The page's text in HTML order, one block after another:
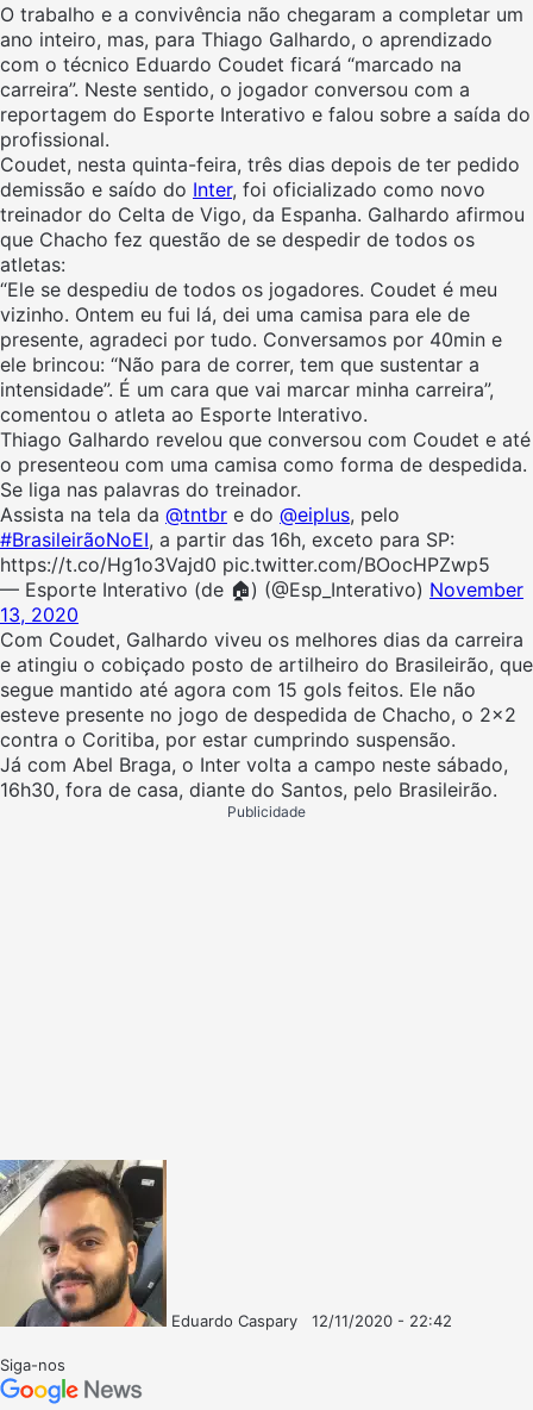
O trabalho e a convivência não chegaram a completar um
ano inteiro, mas, para Thiago Galhardo, o aprendizado
com o técnico Eduardo Coudet ficará “marcado na
carreira”. Neste sentido, o jogador conversou com a
reportagem do Esporte Interativo e falou sobre a saída do
profissional.
Coudet, nesta quinta-feira, três dias depois de ter pedido
demissão e saído do Inter, foi oficializado como novo
treinador do Celta de Vigo, da Espanha. Galhardo afirmou
que Chacho fez questão de se despedir de todos os
atletas:
“Ele se despediu de todos os jogadores. Coudet é meu
vizinho. Ontem eu fui lá, dei uma camisa para ele de
presente, agradeci por tudo. Conversamos por 40min e
ele brincou: “Não para de correr, tem que sustentar a
intensidade”. É um cara que vai marcar minha carreira”,
comentou o atleta ao Esporte Interativo.
Thiago Galhardo revelou que conversou com Coudet e até
o presenteou com uma camisa como forma de despedida.
Se liga nas palavras do treinador.
Assista na tela da @tntbr e do @eiplus, pelo
#BrasileirãoNoEI, a partir das 16h, exceto para SP:
https://t.co/Hg1o3Vajd0 pic.twitter.com/BOocHPZwp5
— Esporte Interativo (de 🏠) (@Esp_Interativo) November
13, 2020
Com Coudet, Galhardo viveu os melhores dias da carreira
e atingiu o cobiçado posto de artilheiro do Brasileirão, que
segue mantido até agora com 15 gols feitos. Ele não
esteve presente no jogo de despedida de Chacho, o 2×2
contra o Coritiba, por estar cumprindo suspensão.
Já com Abel Braga, o Inter volta a campo neste sábado,
16h30, fora de casa, diante do Santos, pelo Brasileirão.
Publicidade
Eduardo Caspary
12/11/2020 - 22:42
Siga-nos